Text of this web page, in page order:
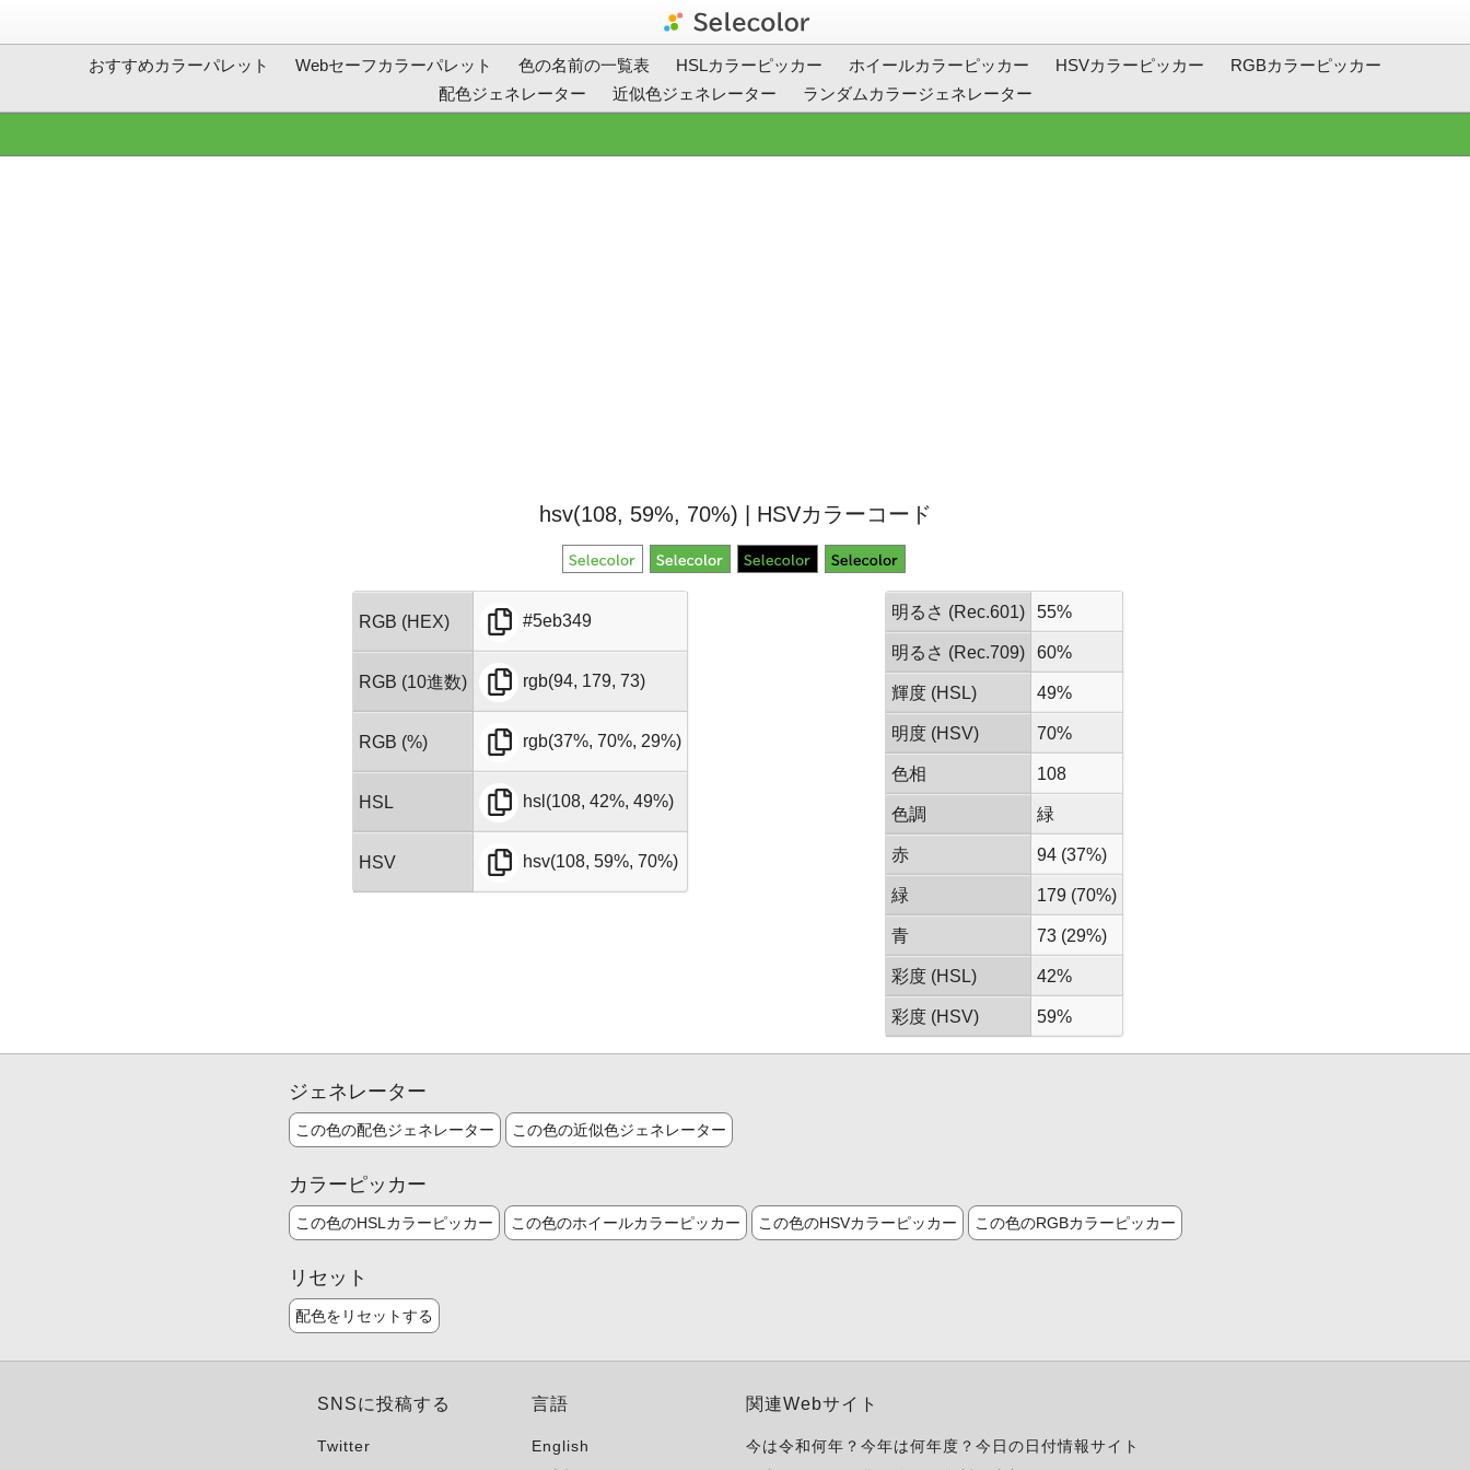
おすすめカラーパレット Webセーフカラーパレット 色の名前の一覧表 HSLカラーピッカー ホイールカラーピッカー HSVカラーピッカー
RGBカラーピッカー
配色ジェネレーター
近似色ジェネレーター ランダムカラージェネレーター
hsv(108, 59%, 70%) | HSVカラーコード
RGB (HEX) #5eb349
RGB (10進数) rgb(94, 179, 73)
RGB (%) rgb(37%, 70%, 29%)
HSL hsl(108, 42%, 49%)
HSV hsv(108, 59%, 70%)
明るさ (Rec.601) 55%
明るさ (Rec.709) 60%
輝度 (HSL) 49%
明度 (HSV) 70%
色相 108
色調 緑
赤 94 (37%)
緑 179 (70%)
青 73 (29%)
彩度 (HSL) 42%
彩度 (HSV) 59%
ジェネレーター
この色の配色ジェネレーター この色の近似色ジェネレーター
カラーピッカー
この色のHSLカラーピッカー この色のホイールカラーピッカー この色のHSVカラーピッカー この色のRGBカラーピッカー
リセット
配色をリセットする
SNSに投稿する
Twitter
言語
English
関連Webサイト
今は令和何年？今年は何年度？今日の日付情報サイト